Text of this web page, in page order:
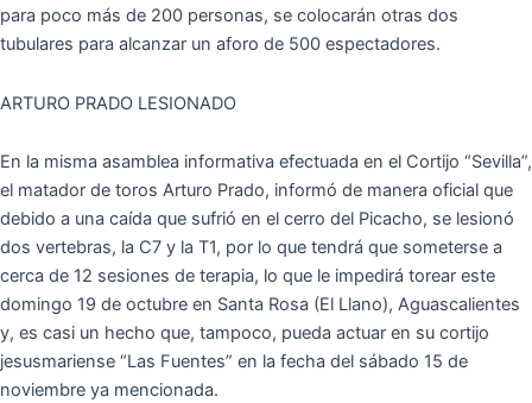
para poco más de 200 personas, se colocarán otras dos
tubulares para alcanzar un aforo de 500 espectadores.
ARTURO PRADO LESIONADO
En la misma asamblea informativa efectuada en el Cortijo “Sevilla”,
el matador de toros Arturo Prado, informó de manera oficial que
debido a una caída que sufrió en el cerro del Picacho, se lesionó
dos vertebras, la C7 y la T1, por lo que tendrá que someterse a
cerca de 12 sesiones de terapia, lo que le impedirá torear este
domingo 19 de octubre en Santa Rosa (El Llano), Aguascalientes
y, es casi un hecho que, tampoco, pueda actuar en su cortijo
jesusmariense “Las Fuentes” en la fecha del sábado 15 de
noviembre ya mencionada.